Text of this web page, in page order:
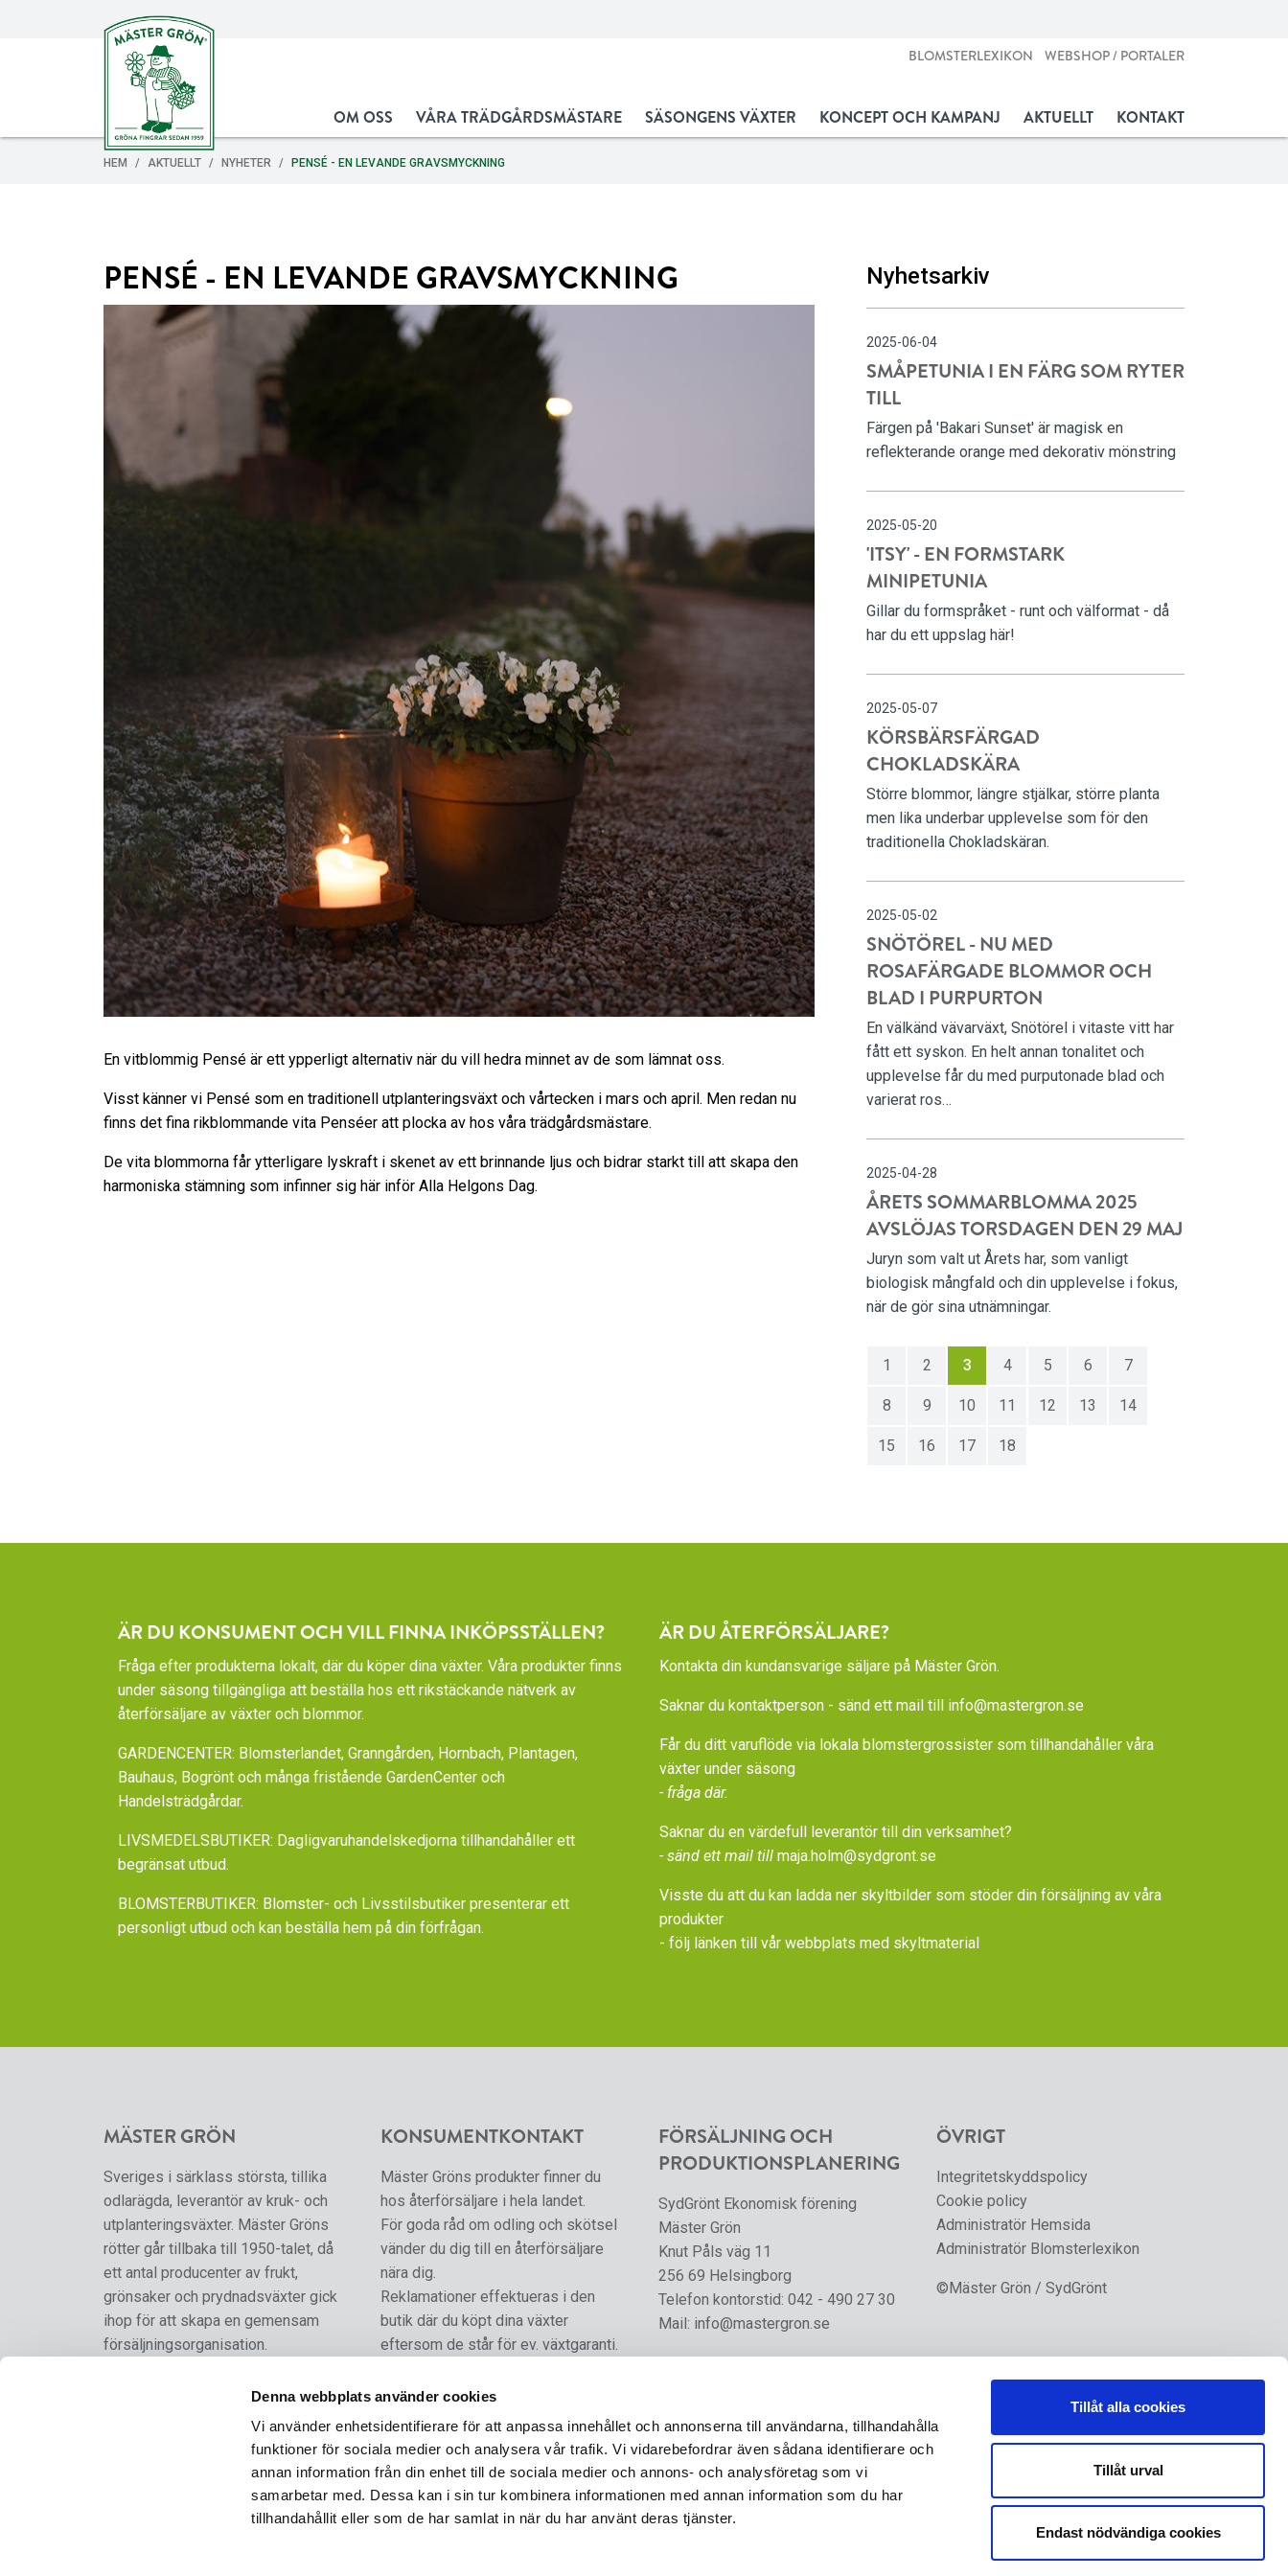
Denna webbplats använder cookies
Vi använder enhetsidentifierare för att anpassa innehållet och annonserna till användarna, tillhandahålla
funktioner för sociala medier och analysera vår trafik. Vi vidarebefordrar även sådana identifierare och
annan information från din enhet till de sociala medier och annons- och analysföretag som vi
samarbetar med. Dessa kan i sin tur kombinera informationen med annan information som du har
tillhandahållit eller som de har samlat in när du har använt deras tjänster.
Tillåt alla cookies
Tillåt urval
Endast nödvändiga cookies
BLOMSTERLEXIKON WEBSHOP / PORTALER
OM OSS VÅRA TRÄDGÅRDSMÄSTARE SÄSONGENS VÄXTER KONCEPT OCH KAMPANJ AKTUELLT KONTAKT
HEM AKTUELLT NYHETER PENSÉ - EN LEVANDE GRAVSMYCKNING
PENSÉ - EN LEVANDE GRAVSMYCKNING
En vitblommig Pensé är ett ypperligt alternativ när du vill hedra minnet av de som lämnat oss.
Visst känner vi Pensé som en traditionell utplanteringsväxt och vårtecken i mars och april. Men redan nu
finns det fina rikblommande vita Penséer att plocka av hos våra trädgårdsmästare.
De vita blommorna får ytterligare lyskraft i skenet av ett brinnande ljus och bidrar starkt till att skapa den
harmoniska stämning som infinner sig här inför Alla Helgons Dag.
Nyhetsarkiv
2025-06-04
SMÅPETUNIA I EN FÄRG SOM RYTER
TILL
Färgen på 'Bakari Sunset' är magisk en
reflekterande orange med dekorativ mönstring
2025-05-20
'ITSY' - EN FORMSTARK
MINIPETUNIA
Gillar du formspråket - runt och välformat - då
har du ett uppslag här!
2025-05-07
KÖRSBÄRSFÄRGAD
CHOKLADSKÄRA
Större blommor, längre stjälkar, större planta
men lika underbar upplevelse som för den
traditionella Chokladskäran.
2025-05-02
SNÖTÖREL - NU MED
ROSAFÄRGADE BLOMMOR OCH
BLAD I PURPURTON
En välkänd vävarväxt, Snötörel i vitaste vitt har
fått ett syskon. En helt annan tonalitet och
upplevelse får du med purputonade blad och
varierat ros…
2025-04-28
ÅRETS SOMMARBLOMMA 2025
AVSLÖJAS TORSDAGEN DEN 29 MAJ
Juryn som valt ut Årets har, som vanligt
biologisk mångfald och din upplevelse i fokus,
när de gör sina utnämningar.
1 2 3 4 5 6 7
8 9 10 11 12 13 14
15 16 17 18
ÄR DU KONSUMENT OCH VILL FINNA INKÖPSSTÄLLEN?
Fråga efter produkterna lokalt, där du köper dina växter. Våra produkter finns
under säsong tillgängliga att beställa hos ett rikstäckande nätverk av
återförsäljare av växter och blommor.
GARDENCENTER: Blomsterlandet, Granngården, Hornbach, Plantagen,
Bauhaus, Bogrönt och många fristående GardenCenter och
Handelsträdgårdar.
LIVSMEDELSBUTIKER: Dagligvaruhandelskedjorna tillhandahåller ett
begränsat utbud.
BLOMSTERBUTIKER: Blomster- och Livsstilsbutiker presenterar ett
personligt utbud och kan beställa hem på din förfrågan.
ÄR DU ÅTERFÖRSÄLJARE?
Kontakta din kundansvarige säljare på Mäster Grön.
Saknar du kontaktperson - sänd ett mail till info@mastergron.se
Får du ditt varuflöde via lokala blomstergrossister som tillhandahåller våra
växter under säsong
- fråga där.
Saknar du en värdefull leverantör till din verksamhet?
- sänd ett mail till maja.holm@sydgront.se
Visste du att du kan ladda ner skyltbilder som stöder din försäljning av våra
produkter
- följ länken till vår webbplats med skyltmaterial
MÄSTER GRÖN
Sveriges i särklass största, tillika
odlarägda, leverantör av kruk- och
utplanteringsväxter. Mäster Gröns
rötter går tillbaka till 1950-talet, då
ett antal producenter av frukt,
grönsaker och prydnadsväxter gick
ihop för att skapa en gemensam
försäljningsorganisation.
från och med 2024 ägs och förvaltas
av SydGrönt Ekonomisk Förening.
KONSUMENTKONTAKT
Mäster Gröns produkter finner du
hos återförsäljare i hela landet.
För goda råd om odling och skötsel
vänder du dig till en återförsäljare
nära dig.
Reklamationer effektueras i den
butik där du köpt dina växter
eftersom de står för ev. växtgaranti.
FÖRSÄLJNING OCH
PRODUKTIONSPLANERING
SydGrönt Ekonomisk förening
Mäster Grön
Knut Påls väg 11
256 69 Helsingborg
Telefon kontorstid: 042 - 490 27 30
Mail: info@mastergron.se
ÖVRIGT
Integritetskyddspolicy
Cookie policy
Administratör Hemsida
Administratör Blomsterlexikon
©Mäster Grön / SydGrönt